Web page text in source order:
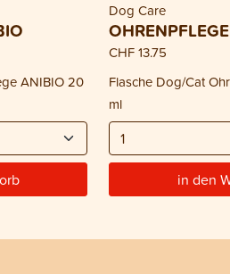
ANIBIO 20
Dog Care
CHF 13.75
Flasche Dog/Cat
ml
in den